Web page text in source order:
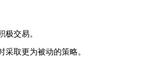
极交易。
采取更为被动的策略。